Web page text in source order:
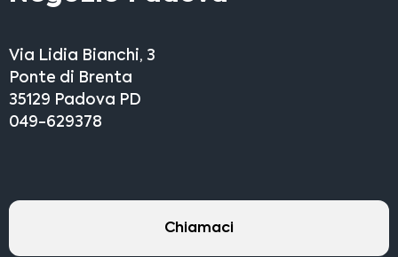
Via Lidia Bianchi, 3
Ponte di Brenta
35129 Padova PD
049-629378
Chiamaci